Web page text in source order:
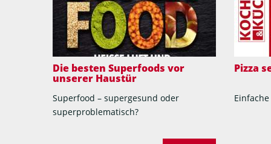
Die besten Superfoods vor
unserer Haustür
Superfood – supergesund oder
superproblematisch?
Pizza